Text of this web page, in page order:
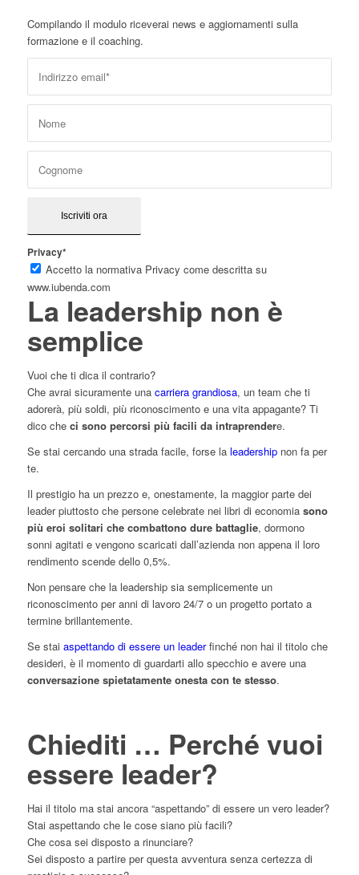
Compilando il modulo riceverai news e aggiornamenti sulla
formazione e il coaching.
Privacy*
Accetto la normativa Privacy come descritta su
www.iubenda.com
La leadership non è
semplice
Vuoi che ti dica il contrario?
Che avrai sicuramente una carriera grandiosa, un team che ti
adorerà, più soldi, più riconoscimento e una vita appagante? Ti
dico che ci sono percorsi più facili da intraprendere.
Se stai cercando una strada facile, forse la leadershipnon fa per
te.
Il prestigio ha un prezzo e, onestamente, la maggior parte dei
leader piuttosto che persone celebrate nei libri di economiasono
più eroi solitari che combattono dure battaglie, dormono
sonni agitati e vengono scaricati dall’azienda non appena il loro
rendimento scende dello 0,5%.
Non pensare che la leadership sia semplicemente un
riconoscimento per anni di lavoro 24/7 o un progetto portato a
termine brillantemente.
Se stai aspettando di essere un leaderfinché non hai il titolo che
desideri, è il momento di guardarti allo specchio e avere una
conversazione spietatamente onesta con te stesso.
Chiediti … Perché vuoi
essere leader?
Hai il titolo ma stai ancora “aspettando” di essere un vero leader?
Stai aspettando che le cose siano più facili?
Che cosa sei disposto a rinunciare?
Sei disposto a partire per questa avventura senza certezza di